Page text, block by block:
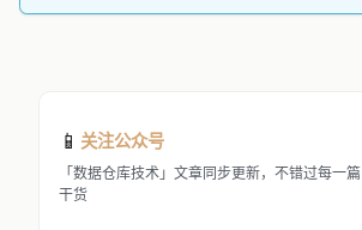
📱 关注公众号
「数据仓库技术」文章同步更新，不错过每一篇
干货